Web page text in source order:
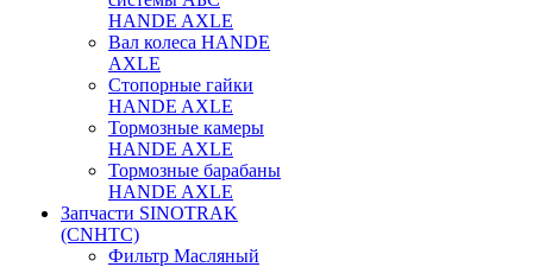
HANDE AXLE
Вал колеса HANDE
AXLE
Стопорные гайки
HANDE AXLE
Тормозные камеры
HANDE AXLE
Тормозные барабаны
HANDE AXLE
Запчасти SINOTRAK
(CNHTC)
Фильтр Масляный